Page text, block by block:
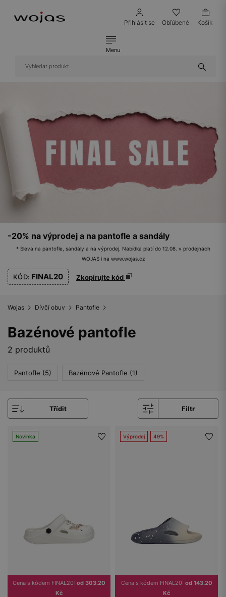
Přihlásit se Obľúbené Košík
Menu
-20% na výprodej a na pantofle a sandály
* Sleva na pantofle, sandály a na výprodej. Nabídka platí do 12.08. v prodejnách
WOJAS i na www.wojas.cz
KÓD: FINAL20 Zkopírujte kód
Wojas Dívčí obuv Pantofle
Bazénové pantofle
2 produktů
Pantofle (5) Bazénové Pantofle (1)
Třídit Filtr
Novinka
Cena s kódem FINAL20: od 303.20
Kč
Výprodej 49%
Cena s kódem FINAL20: od 143.20
Kč